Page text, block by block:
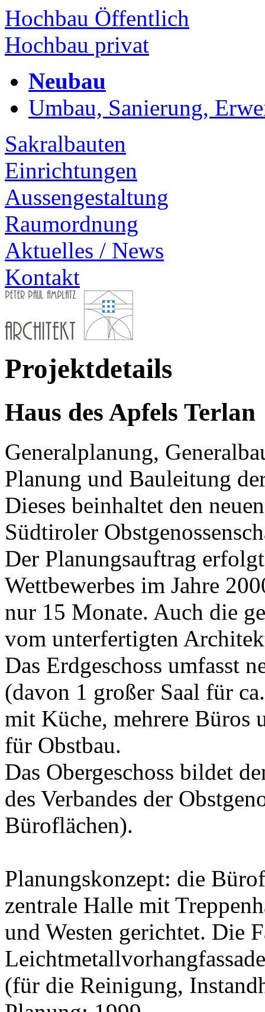
Hochbau Öffentlich
Hochbau privat
Neubau
Umbau, Sanierung,
Sakralbauten
Einrichtungen
Aussengestaltung
Raumordnung
Aktuelles / News
Kontakt
Projektdetails
Haus des Apfels Terlan
Generalplanung,
Planung und Bauleitung
Dieses beinhaltet den
Südtiroler
Der Planungsauftrag
Wettbewerbes im Jahre
nur 15 Monate. Auch die
vom unterfertigten
Das Erdgeschoss umfasst
(davon 1 großer Saal für
mit Küche, mehrere Büros
für Obstbau.
Das Obergeschoss bildet
des Verbandes der
Büroflächen).
Planungskonzept: die
zentrale Halle mit
und Westen gerichtet. Die
(für die Reinigung,